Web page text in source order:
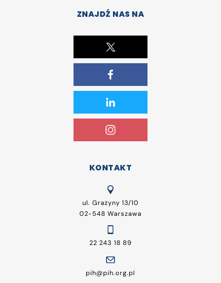
ZNAJDŹ NAS NA
KONTAKT
ul. Grażyny 13/10
02-548 Warszawa
22 243 18 89
pih@pih.org.pl